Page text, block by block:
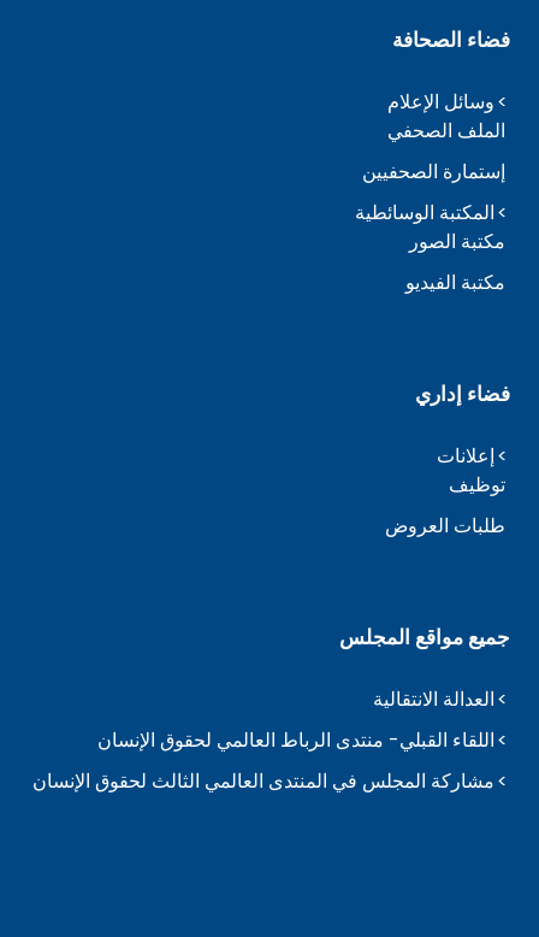
فضاء الصحافة
وسائل الإعلام
الملف الصحفي
إستمارة الصحفيين
المكتبة الوسائطية
مكتبة الصور
مكتبة الفيديو
فضاء إداري
إعلانات
توظيف
طلبات العروض
جميع مواقع المجلس
العدالة الانتقالية
اللقاء القبلي- منتدى الرباط العالمي لحقوق الإنسان
مشاركة المجلس في المنتدى العالمي الثالث لحقوق الإنسان